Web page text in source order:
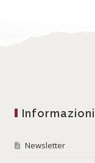
Informazioni
Newsletter